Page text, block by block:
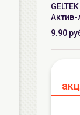
Актив-
9.90